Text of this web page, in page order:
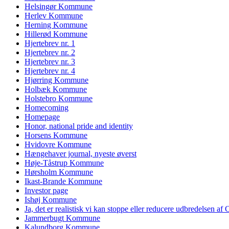
Helsingør Kommune
Herlev Kommune
Herning Kommune
Hillerød Kommune
Hjertebrev nr. 1
Hjertebrev nr. 2
Hjertebrev nr. 3
Hjertebrev nr. 4
Hjørring Kommune
Holbæk Kommune
Holstebro Kommune
Homecoming
Homepage
Honor, national pride and identity
Horsens Kommune
Hvidovre Kommune
Hængehaver journal, nyeste øverst
Høje-Tåstrup Kommune
Hørsholm Kommune
Ikast-Brande Kommune
Investor page
Ishøj Kommune
Ja, det er realistisk vi kan stoppe eller reducere udbredelsen af
Jammerbugt Kommune